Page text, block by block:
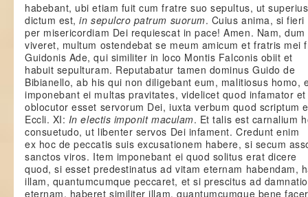
habebant, ubi etiam fuit cum fratre suo sepultus, ut superius
dictum est,in sepulcro patrum suorum. Cuius anima, si fieri
per misericordiam Dei requiescat in pace! Amen. Nam, dum
viveret, multum ostendebat se meum amicum et fratris mei
Guidonis Ade, qui similiter in loco Montis Falconis obiit et
habuit sepulturam. Reputabatur tamen dominus Guido de
Bibianello, ab his qui non diligebant eum, malitiosus homo,
imponebant ei multas pravitates, videlicet quod infamator et
oblocutor esset servorum Dei, iuxta verbum quod scriptum
Eccli. XI: In electis imponit maculam. Et talis est carnalium
consuetudo, ut libenter servos Dei infament. Credunt enim
ex hoc de peccatis suis excusationem habere, si secum
sanctos viros. Item imponebant ei quod solitus erat dicere
quod, si esset predestinatus ad vitam eternam habendam,
illam, quantumcumque peccaret, et si prescitus ad
eternam, haberet similiter illam, quantumcumque bene